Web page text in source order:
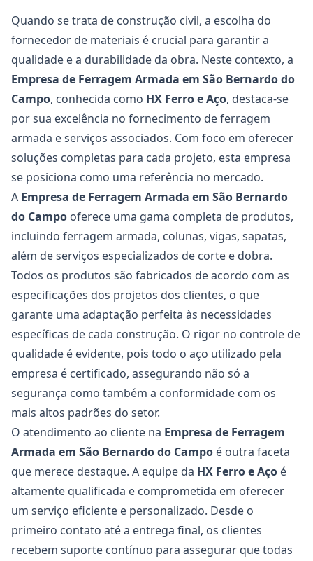
Quando se trata de construção civil, a escolha do
fornecedor de materiais é crucial para garantir a
qualidade e a durabilidade da obra. Neste contexto, a
Empresa de Ferragem Armada em São Bernardo do
Campo, conhecida como HX Ferro e Aço, destaca-se
por sua excelência no fornecimento de ferragem
armada e serviços associados. Com foco em oferecer
soluções completas para cada projeto, esta empresa
se posiciona como uma referência no mercado.
A Empresa de Ferragem Armada em São Bernardo
do Campo oferece uma gama completa de produtos,
incluindo ferragem armada, colunas, vigas, sapatas,
além de serviços especializados de corte e dobra.
Todos os produtos são fabricados de acordo com as
especificações dos projetos dos clientes, o que
garante uma adaptação perfeita às necessidades
específicas de cada construção. O rigor no controle de
qualidade é evidente, pois todo o aço utilizado pela
empresa é certificado, assegurando não só a
segurança como também a conformidade com os
mais altos padrões do setor.
O atendimento ao cliente na Empresa de Ferragem
Armada em São Bernardo do Campo é outra faceta
que merece destaque. A equipe da HX Ferro e Aço é
altamente qualificada e comprometida em oferecer
um serviço eficiente e personalizado. Desde o
primeiro contato até a entrega final, os clientes
recebem suporte contínuo para assegurar que todas